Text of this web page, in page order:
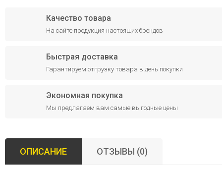
Качество товара
На сайте продукция настоящих брендов
Быстрая доставка
Гарантируем отгрузку товара в день покупки
Экономная покупка
Мы предлагаем вам самые выгодные цены
ОПИСАНИЕ ОТЗЫВЫ (0)